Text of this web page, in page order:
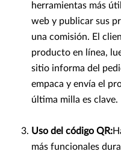
herramientas más
web y publicar sus
una comisión. El
producto en línea,
sitio informa del
empaca y envía el
última milla es clave.
Uso del código QR:
más funcionales